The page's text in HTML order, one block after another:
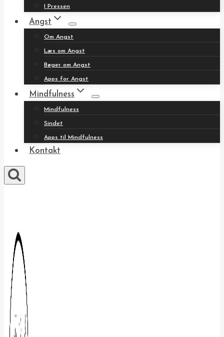
I Pressen
Angst
Om Angst
Læs om Angst
Bøger om Angst
Apps for Angst
Mindfulness
Mindfulness
Sindet
Apps til Mindfulness
Kontakt